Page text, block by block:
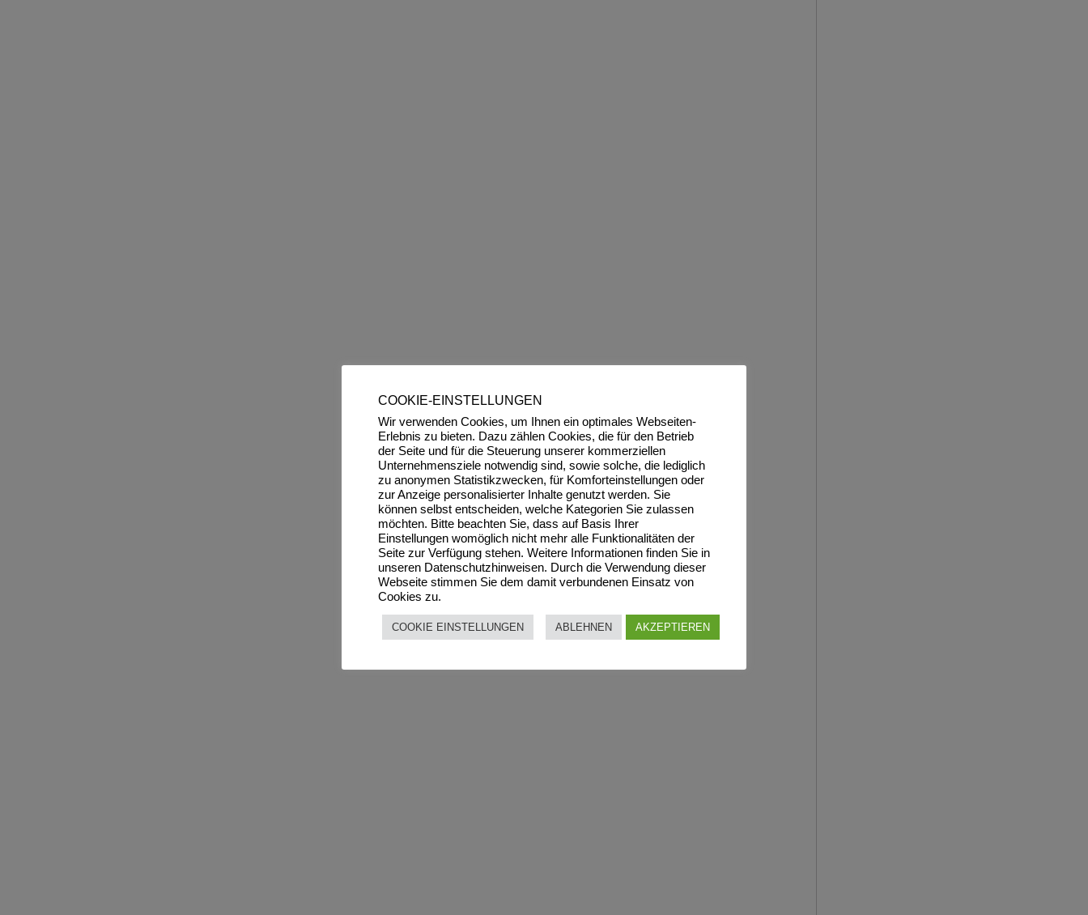
COOKIE-EINSTELLUNGEN
Wir verwenden Cookies, um Ihnen ein optimales Webseiten-
Erlebnis zu bieten. Dazu zählen Cookies, die für den Betrieb
der Seite und für die Steuerung unserer kommerziellen
Unternehmensziele notwendig sind, sowie solche, die lediglich
zu anonymen Statistikzwecken, für Komforteinstellungen oder
zur Anzeige personalisierter Inhalte genutzt werden. Sie
können selbst entscheiden, welche Kategorien Sie zulassen
möchten. Bitte beachten Sie, dass auf Basis Ihrer
Einstellungen womöglich nicht mehr alle Funktionalitäten der
Seite zur Verfügung stehen. Weitere Informationen finden Sie in
unseren Datenschutzhinweisen. Durch die Verwendung dieser
Webseite stimmen Sie dem damit verbundenen Einsatz von
Cookies zu.
COOKIE EINSTELLUNGEN ABLEHNEN AKZEPTIEREN